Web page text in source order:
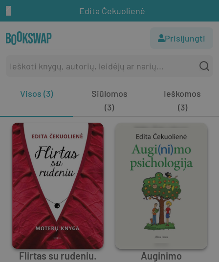
Edita Čekuolienė
Prisijungti
Visos (3)
Siūlomos
(3)
Ieškomos
(3)
Flirtas su rudeniu.
Auginimo